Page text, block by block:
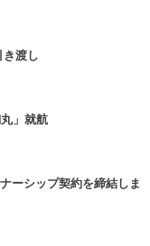
き渡し
」就航
ーシップ契約を締結しま